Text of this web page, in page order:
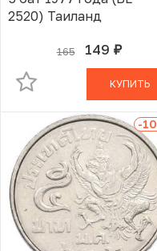
2520) Таиланд
165 149 руб.
В КОРЗИНЕ
КУПИТЬ
-10